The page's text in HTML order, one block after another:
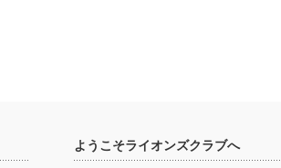
ようこそライオンズクラブへ